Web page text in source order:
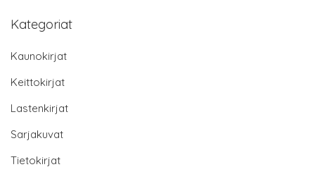
Kategoriat
Kaunokirjat
Keittokirjat
Lastenkirjat
Sarjakuvat
Tietokirjat